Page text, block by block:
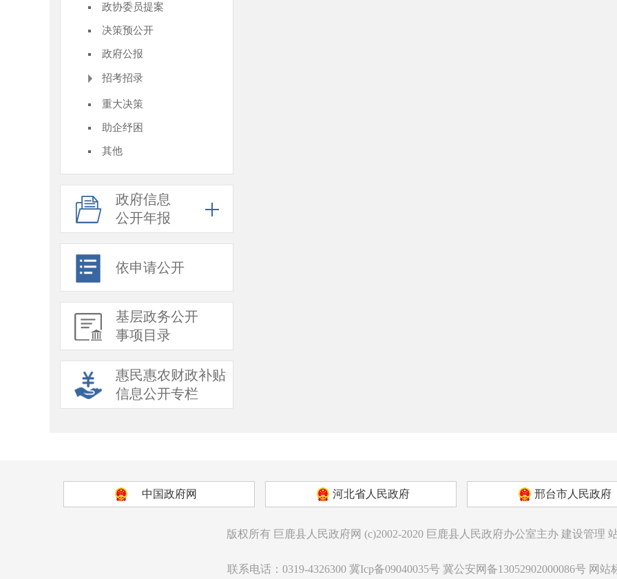
政协委员提案
决策预公开
政府公报
招考招录
重大决策
助企纾困
其他
政府信息
公开年报
依申请公开
基层政务公开
事项目录
惠民惠农财政补贴
信息公开专栏
中国政府网 河北省人民政府 邢台市人民政府
版权所有 巨鹿县人民政府网 (c)2002-2020 巨鹿县人民政府办公室主办 建设管理
联系电话：0319-4326300 冀Icp备09040035号 冀公安网备13052902000086号 网站